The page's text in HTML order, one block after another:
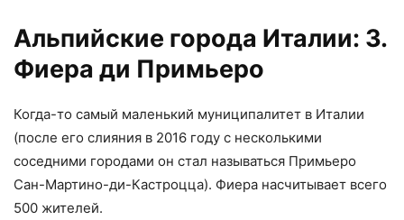
Альпийские города Италии: 3.
Фиера ди Примьеро
Когда-то самый маленький муниципалитет в Италии
(после его слияния в 2016 году с несколькими
соседними городами он стал называться Примьеро
Сан-Мартино-ди-Кастроцца). Фиера насчитывает всего
500 жителей.